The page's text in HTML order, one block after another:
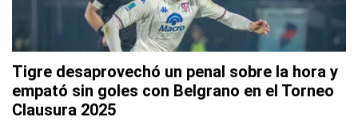
Tigre desaprovechó un penal sobre la hora y
empató sin goles con Belgrano en el Torneo
Clausura 2025